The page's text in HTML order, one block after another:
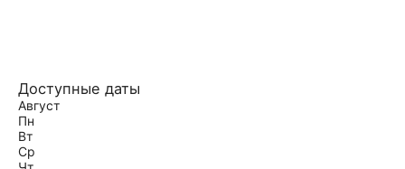
Доступные даты
Август
Пн
Вт
Ср